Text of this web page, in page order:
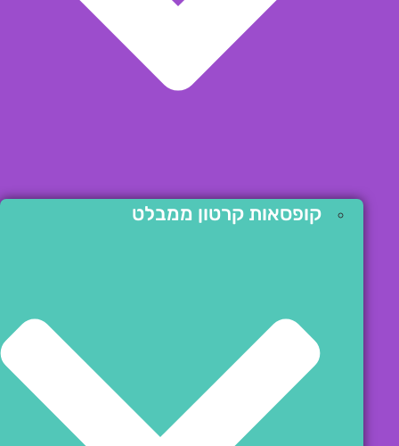
קופסאות קרטון ממבלט